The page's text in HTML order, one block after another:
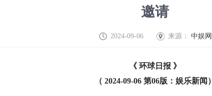
邀请
2024-09-06 来源： 中娱网
《 环球日报 》
（ 2024-09-06 第06版：娱乐新闻）